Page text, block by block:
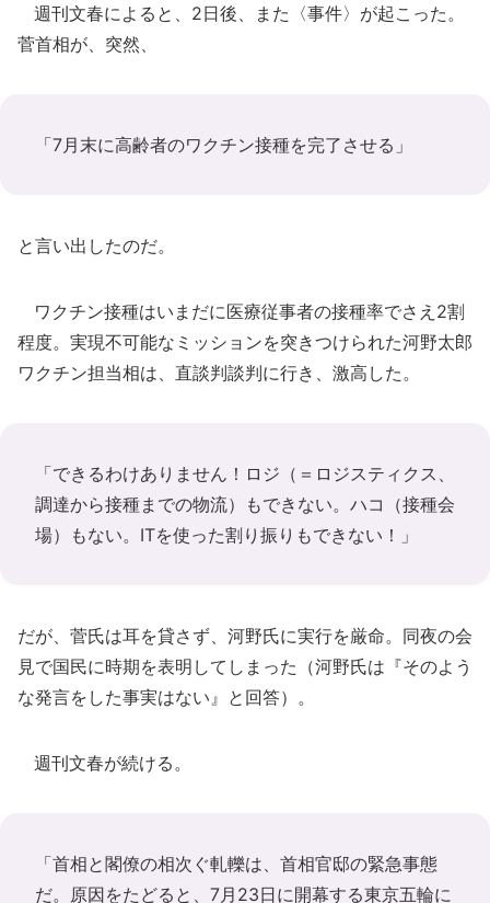
週刊文春によると、2日後、また〈事件〉が起こった。
菅首相が、突然、
「7月末に高齢者のワクチン接種を完了させる」
と言い出したのだ。
ワクチン接種はいまだに医療従事者の接種率でさえ2割
程度。実現不可能なミッションを突きつけられた河野太郎
ワクチン担当相は、直談判談判に行き、激高した。
「できるわけありません！ロジ（＝ロジスティクス、
調達から接種までの物流）もできない。ハコ（接種会
場）もない。ITを使った割り振りもできない！」
だが、菅氏は耳を貸さず、河野氏に実行を厳命。同夜の会
見で国民に時期を表明してしまった（河野氏は『そのよう
な発言をした事実はない』と回答）。
週刊文春が続ける。
「首相と閣僚の相次ぐ軋轢は、首相官邸の緊急事態
だ。原因をたどると、7月23日に開幕する東京五輪に